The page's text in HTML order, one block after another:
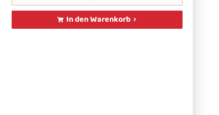
In den Warenkorb